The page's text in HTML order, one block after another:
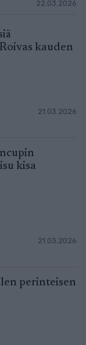
22.03.2026
kauden
21.03.2026
kisa
21.03.2026
perinteisen